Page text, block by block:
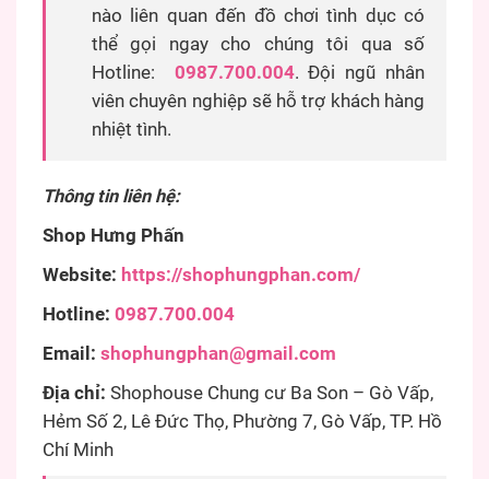
nào liên quan đến đồ chơi tình dục có
thể gọi ngay cho chúng tôi qua số
Hotline: 0987.700.004. Đội ngũ nhân
viên chuyên nghiệp sẽ hỗ trợ khách hàng
nhiệt tình.
Thông tin liên hệ:
Shop Hưng Phấn
Website: https://shophungphan.com/
Hotline: 0987.700.004
Email: shophungphan@gmail.com
Địa chỉ: Shophouse Chung cư Ba Son – Gò Vấp,
Hẻm Số 2, Lê Đức Thọ, Phường 7, Gò Vấp, TP. Hồ
Chí Minh